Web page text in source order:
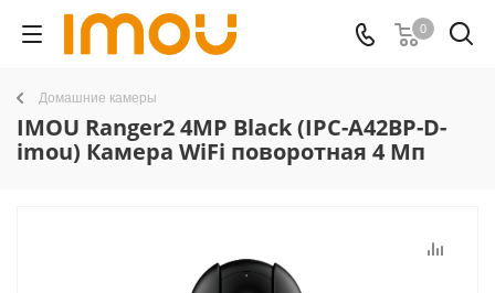
0
Домашние камеры
IMOU Ranger2 4MP Black (IPC-A42BP-D-
imou) Камера WiFi поворотная 4 Мп